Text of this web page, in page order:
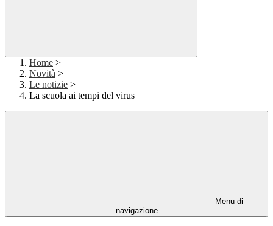
Home >
Novità >
Le notizie >
La scuola ai tempi del virus
Menu di
navigazione